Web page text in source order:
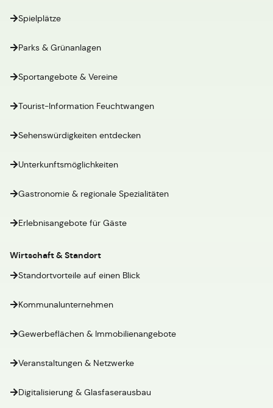
Spielplätze
Parks & Grünanlagen
Sportangebote & Vereine
Tourist-Information Feuchtwangen
Sehenswürdigkeiten entdecken
Unterkunftsmöglichkeiten
Gastronomie & regionale Spezialitäten
Erlebnisangebote für Gäste
Wirtschaft & Standort
Standortvorteile auf einen Blick
Kommunalunternehmen
Gewerbeflächen & Immobilienangebote
Veranstaltungen & Netzwerke
Digitalisierung & Glasfaserausbau